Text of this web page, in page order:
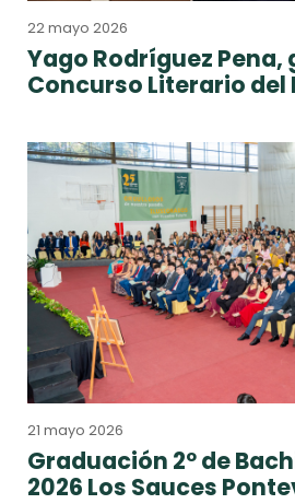
22 mayo 2026
Yago Rodríguez Pena,
Concurso Literario del
21 mayo 2026
Graduación 2º de
2026 Los Sauces